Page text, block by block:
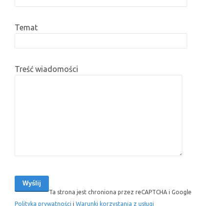
Temat
Treść wiadomości
Ta strona jest chroniona przez reCAPTCHA i Google
Polityka prywatności i Warunki korzystania z usługi